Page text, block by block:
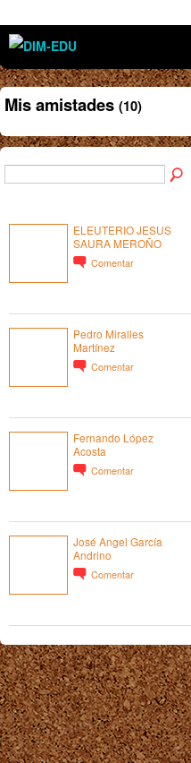
Mis amistades (10)
ELEUTERIO JESUS
SAURA MEROÑO
Comentar
Pedro Miralles
Martínez
Comentar
Fernando López
Acosta
Comentar
José Angel García
Andrino
Comentar